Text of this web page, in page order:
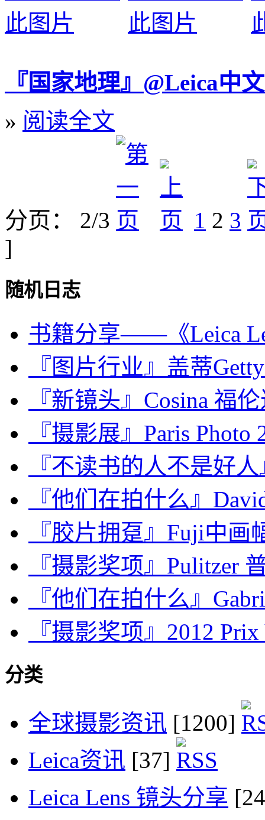
『国家地理』@Leica中
» 阅读全文
分页： 2/3 1 2 3
]
随机日志
书籍分享——《Leica
『图片行业』盖蒂
『新镜头』Cosina 福
『摄影展』Paris
『不读书的人不是好
『他们在拍什么』
『胶片拥趸』Fuji中画
『摄影奖项』Pulitzer
『他们在拍什么』
『摄影奖项』2012
分类
全球摄影资讯 [1200]
Leica资讯 [37]
Leica Lens 镜头分享